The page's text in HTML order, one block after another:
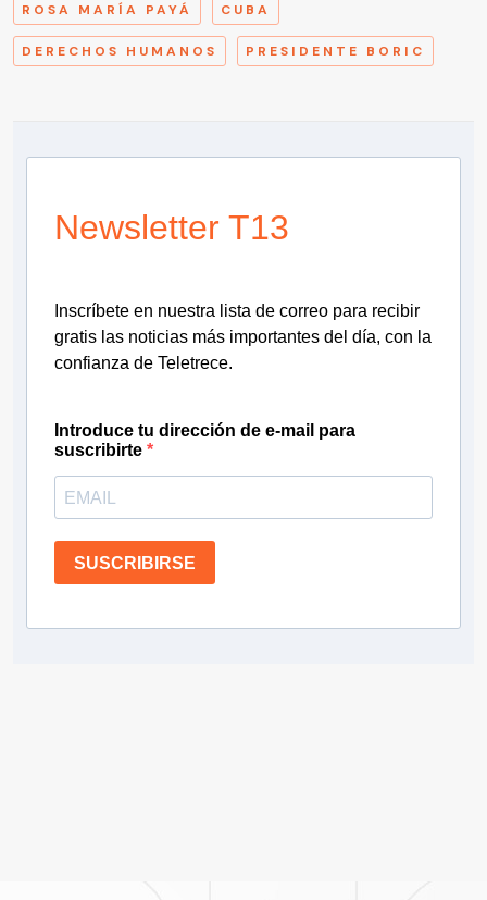
ROSA MARÍA PAYÁ CUBA
DERECHOS HUMANOS PRESIDENTE BORIC
Newsletter T13
Inscríbete en nuestra lista de correo para recibir
gratis las noticias más importantes del día, con la
confianza de Teletrece.
Introduce tu dirección de e-mail para
suscribirte
SUSCRIBIRSE